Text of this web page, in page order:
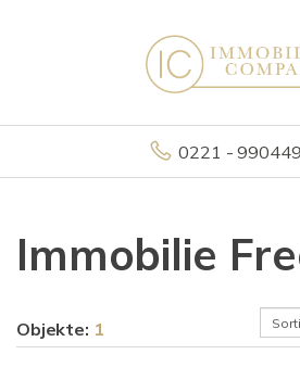
0221 -
Immobilie
Objekte: 1